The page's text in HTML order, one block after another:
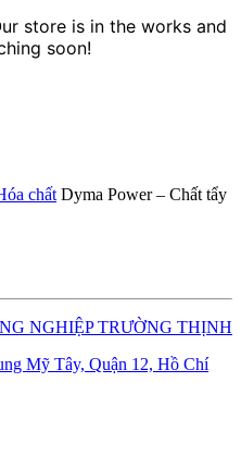
store is in the works and
soon!
chất Dyma Power – Chất tẩy
NGHIỆP TRƯỜNG THỊNH
Mỹ Tây, Quận 12, Hồ Chí